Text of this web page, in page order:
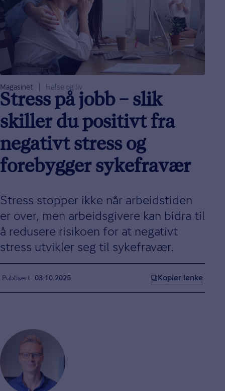
Magasinet Helse og liv
Stress på jobb – slik
skiller du positivt fra
negativt stress og
forebygger sykefravær
Stress stopper ikke når arbeidstiden
er over, men arbeidsgivere kan bidra til
å redusere risikoen for at negativt
stress utvikler seg til sykefravær.
Publisert 03.10.2025 Kopier lenke